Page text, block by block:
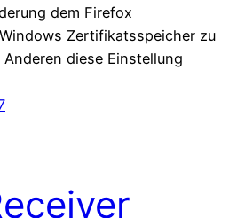
dem Firefox
Zertifikatsspeicher zu
diese Einstellung